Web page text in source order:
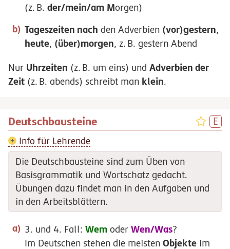
(z. B. der/mein/am Morgen)
Tageszeiten nach den Adverbien (vor)gestern,
heute, (über)morgen, z. B. gesternAbend
Nur Uhrzeiten (z. B. um eins) undAdverbien der
Zeit (z. B. abends) schreibt man klein.
Deutschbausteine
Info für Lehrende
Die Deutschbausteine sind zum Üben von
Basisgrammatik und Wortschatz gedacht.
Übungen dazu findet man in den Aufgaben und
in den Arbeitsblättern.
3. und 4. Fall: Wem oder Wen/Was?
Im Deutschen stehen die meisten Objekte im